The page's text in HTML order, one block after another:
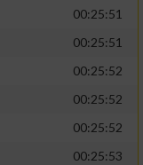
00:25:51
00:25:51
00:25:52
00:25:52
00:25:52
00:25:53